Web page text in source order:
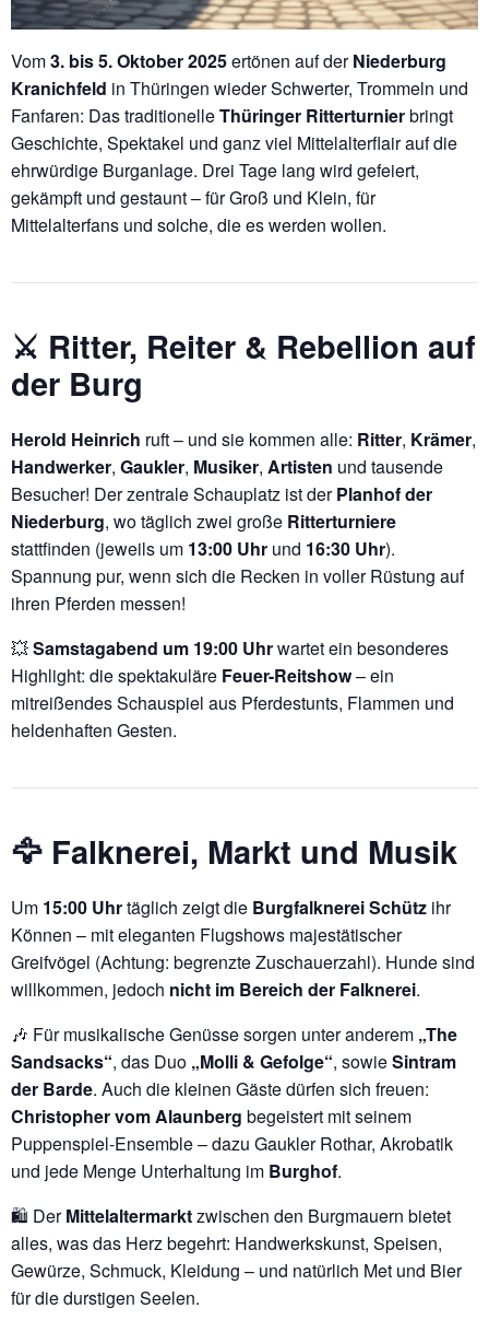
Vom3. bis 5. Oktober 2025ertönen auf derNiederburg
Kranichfeld in Thüringen wieder Schwerter, Trommeln und
Fanfaren: Das traditionelleThüringer Ritterturnierbringt
Geschichte, Spektakel und ganz viel Mittelalterflair auf die
ehrwürdige Burganlage. Drei Tage lang wird gefeiert,
gekämpft und gestaunt – für Groß und Klein, für
Mittelalterfans und solche, die es werden wollen.
⚔️ Ritter, Reiter & Rebellion auf
der Burg
Herold Heinrich ruft – und sie kommen alle: Ritter, Krämer,
Handwerker, Gaukler, Musiker, Artisten und tausende
Besucher! Der zentrale Schauplatz ist derPlanhof der
Niederburg, wo täglich zwei große Ritterturniere
stattfinden (jeweils um 13:00 Uhr und 16:30 Uhr).
Spannung pur, wenn sich die Recken in voller Rüstung auf
ihren Pferden messen!
💥Samstagabend um 19:00 Uhrwartet ein besonderes
Highlight: die spektakuläre Feuer-Reitshow– ein
mitreißendes Schauspiel aus Pferdestunts, Flammen und
heldenhaften Gesten.
🦅 Falknerei, Markt und Musik
Um 15:00 Uhrtäglich zeigt die Burgfalknerei Schütz ihr
Können – mit eleganten Flugshows majestätischer
Greifvögel (Achtung: begrenzte Zuschauerzahl). Hunde sind
willkommen, jedoch nicht im Bereich der Falknerei.
🎶 Für musikalische Genüsse sorgen unter anderem „The
Sandsacks“, das Duo „Molli & Gefolge“, sowieSintram
der Barde. Auch die kleinen Gäste dürfen sich freuen:
Christopher vom Alaunberg begeistert mit seinem
Puppenspiel-Ensemble – dazu Gaukler Rothar, Akrobatik
und jede Menge Unterhaltung im Burghof.
🛍️ DerMittelaltermarktzwischen den Burgmauern bietet
alles, was das Herz begehrt: Handwerkskunst, Speisen,
Gewürze, Schmuck, Kleidung – und natürlich Met und Bier
für die durstigen Seelen.